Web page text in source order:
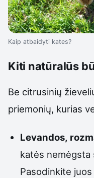
Kaip atbaidyti kates?
Kiti natūralūs
Be citrusinių
priemonių, kurias
Levandos,
katės nemėgsta
Pasodinkite